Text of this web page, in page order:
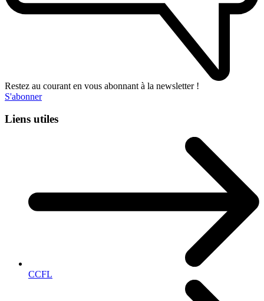
Restez au courant en vous abonnant à la newsletter !
S'abonner
Liens utiles
CCFL